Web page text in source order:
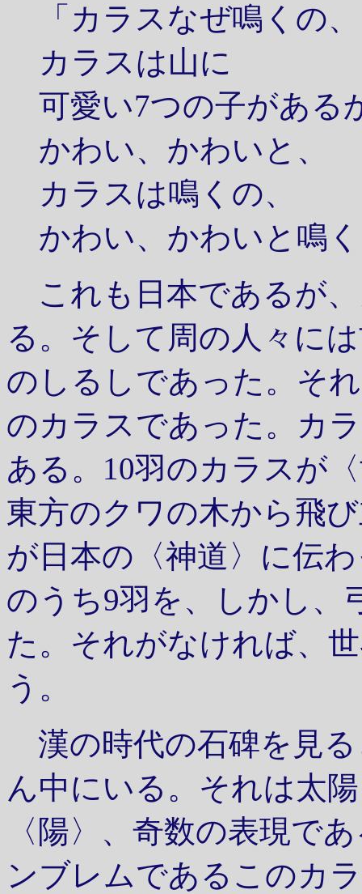
「カラスなぜ鳴くの、
カラスは山に
可愛い7つの子がある
かわい、かわいと、
カラスは鳴くの、
かわい、かわいと鳴
これも日本であるが
る。そして周の人々に
のしるしであった。そ
のカラスであった。カ
ある。10羽のカラスが
東方のクワの木から飛
が日本の〈神道〉に伝
のうち9羽を、しかし、
た。それがなければ、
う。
漢の時代の石碑を見
ん中にいる。それは太
〈陽〉、奇数の表現で
ンブレムであるこのカ